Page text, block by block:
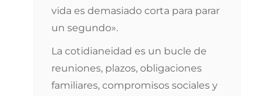
vida es demasiado corta para parar
un segundo».
La cotidianeidad es un bucle de
reuniones, plazos, obligaciones
familiares, compromisos sociales y